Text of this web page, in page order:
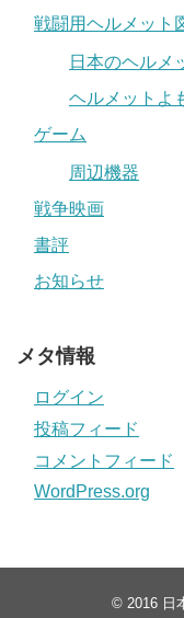
戦闘用ヘルメット
日本のヘルメ
ヘルメットよ
ゲーム
周辺機器
戦争映画
書評
お知らせ
メタ情報
ログイン
投稿フィード
コメントフィード
WordPress.org
© 2016 日